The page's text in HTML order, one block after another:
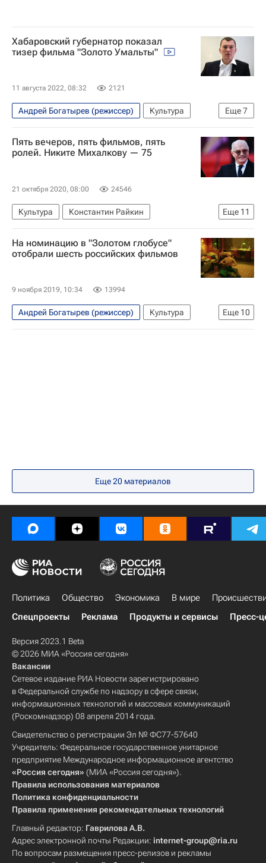
Хабаровский губернатор показал
тизер фильма "Золото Умальты"
11 августа 2022, 08:32 2121
Еще7
Андрей Богатырев (режиссер)
Культура
Павел Деревянко
Верхнебуреинский район
Фонд "Петербургский международный экономический форум" (фонд)
Новости культуры
Кино
Пять вечеров, пять фильмов, пять
ролей. Никите Михалкову — 75
21 октября 2020, 08:00 24546
Еще 11
Культура
Константин Райкин
Филипп Янковский
Алексей Балабанов
Леонид Гайдай
Олег Меньшиков
Ирина Купченко
звезды
что посмотреть
Кино
На номинацию в "Золотом глобусе"
отобрали шесть российских фильмов
9 ноября 2019, 10:34 13994
Еще 10
Андрей Богатырев (режиссер)
Культура
США
Золотой глобус
Еще20 материалов
Политика Общество Экономика В мире
Спецпроекты
Реклама Продукты и сервисы Пресс-
Версия 2023.1 Beta
© 2026 МИА «Россия сегодня»
Вакансии
Сетевое издание РИА Новости зарегистрировано
в Федеральной службе по надзору в сфере связи,
информационных технологий и массовых коммуникаций
(Роскомнадзор) 08 апреля 2014 года.
Свидетельство о регистрации Эл № ФС77-57640
Учредитель: Федеральное государственное унитарное
предприятие Международное информационное агентство
«Россия сегодня» (МИА «Россия сегодня»).
Правила использования материалов
Политика конфиденциальности
Правила применения рекомендательных технологий
Главный редактор: Гаврилова А.В.
Адрес электронной почты Редакции: internet-group@ria.ru
По вопросам размещения пресс-релизов и рекламы